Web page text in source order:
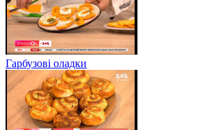
Гарбузові оладки